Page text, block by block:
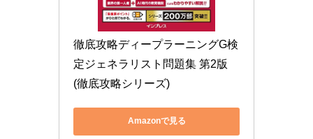
徹底攻略ディープラーニングG検
定ジェネラリスト問題集 第2版
(徹底攻略シリーズ)
Amazonで見る